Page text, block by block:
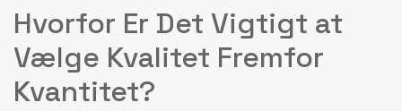
Hvorfor Er Det Vigtigt at
Vælge Kvalitet Fremfor
Kvantitet?